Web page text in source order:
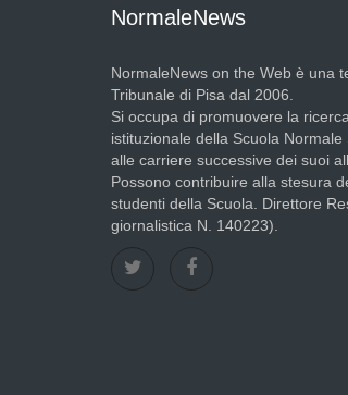
NormaleNews
NormaleNews on the Web è una
Tribunale di Pisa dal 2006.
Si occupa di promuovere la
istituzionale della Scuola
alle carriere successive dei suoi
Possono contribuire alla stesura
studenti della Scuola. Direttore
giornalistica N. 140223).